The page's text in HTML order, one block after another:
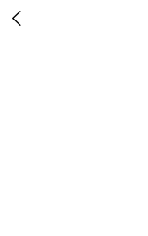
